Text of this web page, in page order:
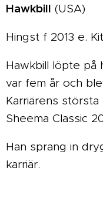
Hawkbill (USA)
Hingst f 2013 e.
Hawkbill löpte på
var fem år och
Karriärens
Sheema Classic
Han sprang in
karriär.